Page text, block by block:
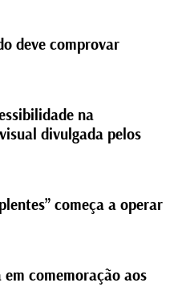
deve comprovar
na
divulgada pelos
começa a operar
comemoração aos